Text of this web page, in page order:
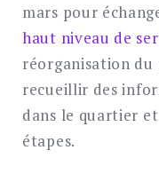
mars pour
haut niveau de
réorganisation du
recueillir des
dans le quartier
étapes.